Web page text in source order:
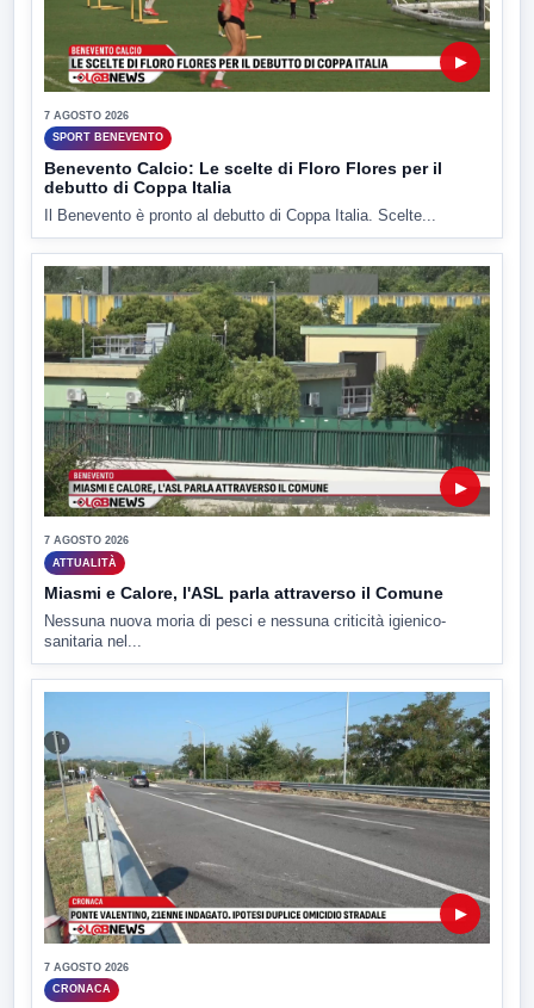
▶
7 AGOSTO 2026
SPORT BENEVENTO
Benevento Calcio: Le scelte di Floro Flores per il
debutto di Coppa Italia
Il Benevento è pronto al debutto di Coppa Italia. Scelte...
▶
7 AGOSTO 2026
ATTUALITÀ
Miasmi e Calore, l'ASL parla attraverso il Comune
Nessuna nuova moria di pesci e nessuna criticità igienico-
sanitaria nel...
▶
7 AGOSTO 2026
CRONACA